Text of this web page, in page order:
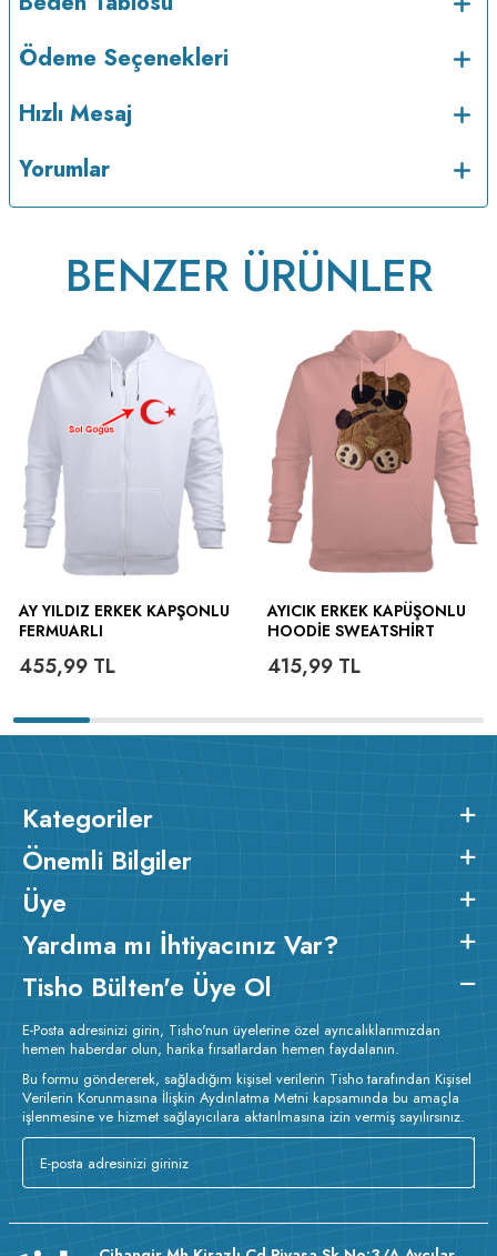
Ödeme Seçenekleri
Hızlı Mesaj
Yorumlar
BENZER ÜRÜNLER
AY YILDIZ ERKEK KAPŞONLU
FERMUARLI
455,99 TL
AYICIK ERKEK KAPÜŞONLU
HOODIE SWEATSHIRT
415,99TL
Kategoriler
Önemli Bilgiler
Üye
Yardıma mı İhtiyacınız Var?
Tisho Bülten'e Üye Ol
E-Posta adresinizi girin, Tisho'nun üyelerine özel ayrıcalıklarımızdan
hemen haberdar olun, harika fırsatlardan hemen faydalanın.
Bu formu göndererek, sağladığım kişisel verilerin Tisho tarafından Kişisel
Verilerin Korunmasına İlişkin Aydınlatma Metni kapsamında bu amaçla
işlenmesine ve hizmet sağlayıcılara aktarılmasına izin vermiş sayılırsınız.